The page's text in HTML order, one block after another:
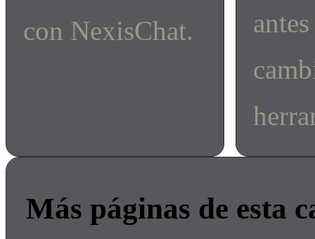
con NexisChat.
Más páginas de esta